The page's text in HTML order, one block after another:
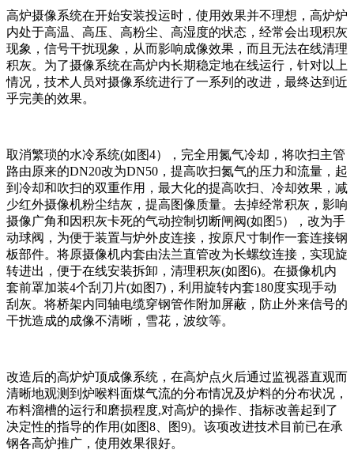
高炉摄像系统在开始安装投运时，使用效果并不理想，高炉炉
内处于高温、高压、高粉尘、高湿度的状态，经常会出现积灰
现象，信号干扰现象，从而影响成像效果，而且无法在线清理
积灰。为了摄像系统在高炉内长期稳定地在线运行，针对以上
情况，技术人员对摄像系统进行了一系列的改进，最终达到近
乎完美的效果。
取消繁琐的水冷系统(如图4），完全用氮气冷却，将吹扫主管
路由原来的DN20改为DN50，提高吹扫氮气的压力和流量，起
到冷却和吹扫的双重作用，最大化的提高吹扫、冷却效果，减
少红外摄像机粉尘结灰，提高图像质量。去掉经常积灰，影响
摄像广角和因积灰卡死的气动控制切断闸阀(如图5），改为手
动球阀，为便于装置与炉外皮连接，按原尺寸制作一套连接钢
板部件。将原摄像机内套由法兰直管改为长螺纹连接，实现旋
转进出，便于在线安装拆卸，清理积灰(如图6)。在摄像机内
套前罩加装4个刮刀片(如图7)，利用旋转内套180度实现手动
刮灰。将桥架内同轴电缆穿钢管作附加屏蔽，防止外来信号的
干扰造成的成像不清晰，雪花，波纹等。
改造后的高炉炉顶成像系统，在高炉点火后通过监视器直观而
清晰地观测到炉喉料面煤气流的分布情况及炉料的分布状况，
布料溜槽的运行和磨损程度,对高炉的操作、指标改善起到了
决定性的指导的作用(如图8、图9)。该项改进技术目前已在承
钢各高炉推广，使用效果很好。